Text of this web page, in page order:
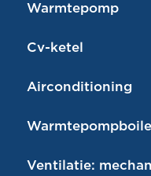
Warmtepomp
Cv-ketel
Airconditioning
Ventilatie: